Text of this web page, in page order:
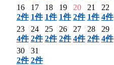
16
2件
17
1件
18
1件
19
1件
20
2件
21
1件
22
4件
23
4件
24
2件
25
2件
26
2件
27
4件
28
2件
29
4件
30
2件
31
2件